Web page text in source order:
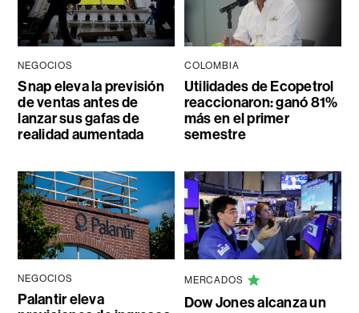
NEGOCIOS
Snap eleva la previsión
de ventas antes de
lanzar sus gafas de
realidad aumentada
COLOMBIA
Utilidades de Ecopetrol
reaccionaron: ganó 81%
más en el primer
semestre
NEGOCIOS
Palantir eleva
MERCADOS
Dow Jones alcanza un